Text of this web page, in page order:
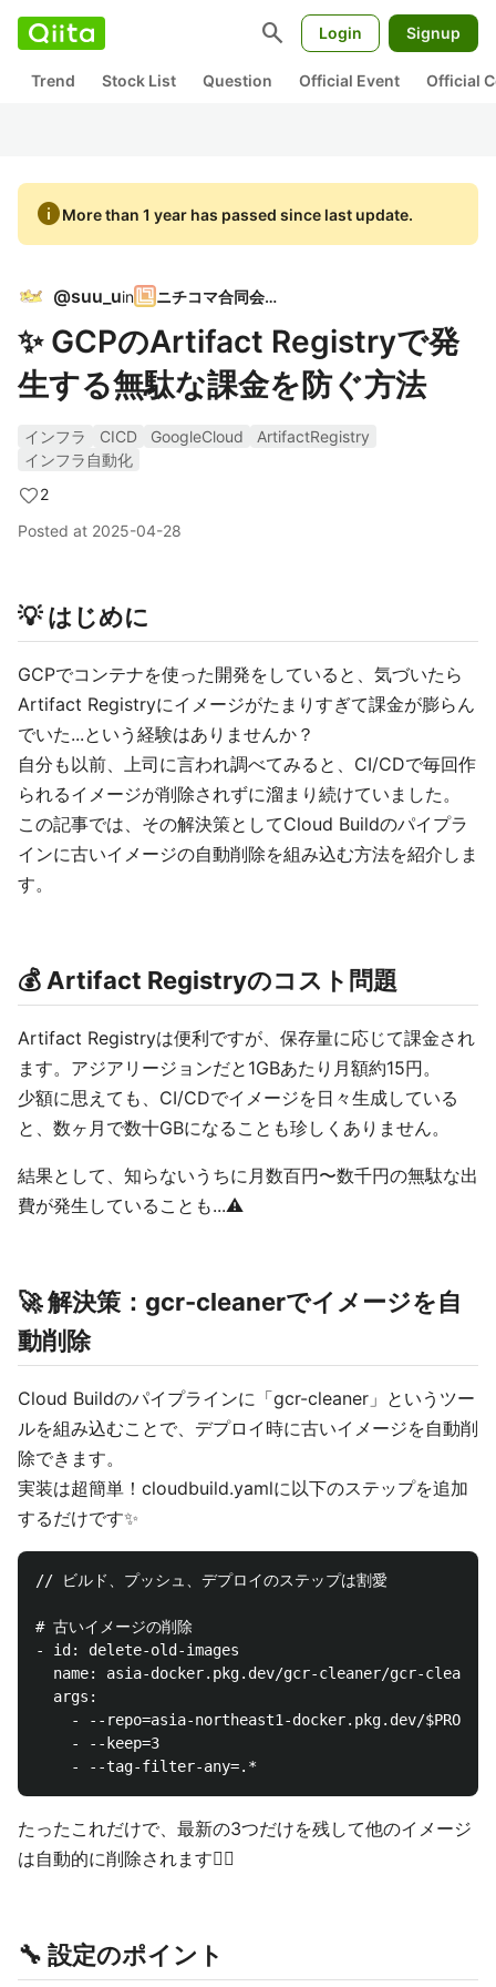
search Login Signup
Trend Stock List Question Official Event Official
infoMore than 1 year has passed since last update.
@suu_uin ニチコマ合同会社
✨️ GCPのArtifact Registryで発
生する無駄な課金を防ぐ方法
インフラ CICD GoogleCloud
ArtifactRegistry
インフラ自動化
2
Posted at 2025-04-28
💡 はじめに
GCPでコンテナを使った開発をしていると、気づいたら
Artifact Registryにイメージがたまりすぎて課金が膨らん
でいた...という経験はありませんか？
自分も以前、上司に言われ調べてみると、CI/CDで毎回作
られるイメージが削除されずに溜まり続けていました。
この記事では、その解決策としてCloud Buildのパイプラ
インに古いイメージの自動削除を組み込む方法を紹介しま
す。
💰️ Artifact Registryのコスト問題
Artifact Registryは便利ですが、保存量に応じて課金され
ます。アジアリージョンだと1GBあたり月額約15円。
少額に思えても、CI/CDでイメージを日々生成している
と、数ヶ月で数十GBになることも珍しくありません。
結果として、知らないうちに月数百円〜数千円の無駄な出
費が発生していることも...⚠️
🚀 解決策：gcr-cleanerでイメージを自
動削除
Cloud Buildのパイプラインに「gcr-cleaner」というツー
ルを組み込むことで、デプロイ時に古いイメージを自動削
除できます。
実装は超簡単！cloudbuild.yamlに以下のステップを追加
するだけです✨️
// ビルド、プッシュ、デプロイのステップは割愛
# 古いイメージの削除
- id: delete-old-images
name: asia-docker.pkg.dev/gcr-cleaner/gcr-
  args:
- --repo=asia-northeast1-docker.pkg.dev/
    - --keep=3
たったこれだけで、最新の3つだけを残して他のイメージ
は自動的に削除されます🙆‍♂️
🔧 設定のポイント